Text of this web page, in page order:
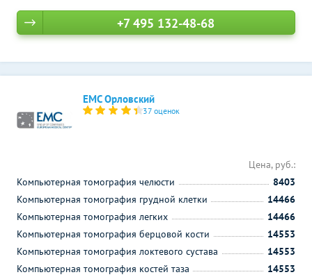
+7 495 132-48-68
ЕМС Орловский
37 оценок
Цена, руб.:
Компьютерная томография челюсти
8403
Компьютерная томография грудной клетки
14466
Компьютерная томография легких
14466
Компьютерная томография берцовой кости
14553
Компьютерная томография локтевого сустава
14553
Компьютерная томография костей таза
14553